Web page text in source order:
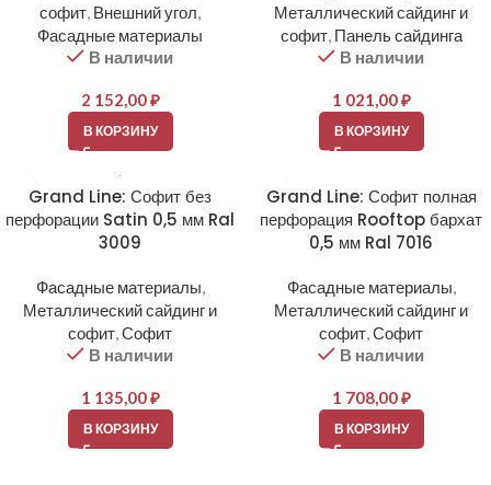
софит, Внешний угол,
Фасадные материалы
В наличии
2 152,00₽
В КОРЗИНУ
Металлический сайдинг и
софит, Панель сайдинга
В наличии
1 021,00₽
В КОРЗИНУ
Grand Line: Софит без
перфорации Satin 0,5 мм Ral
3009
Фасадные материалы,
Металлический сайдинг и
софит,Софит
В наличии
1 135,00₽
В КОРЗИНУ
Grand Line: Софит полная
перфорация Rooftop бархат
0,5 мм Ral 7016
Фасадные материалы,
Металлический сайдинг и
софит,Софит
В наличии
1 708,00₽
В КОРЗИНУ